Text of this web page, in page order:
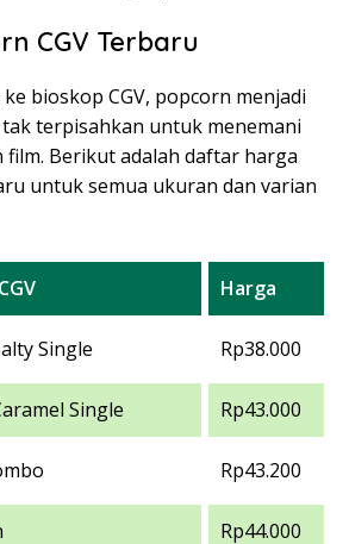
CGV Terbaru
bioskop CGV, popcorn menjadi
terpisahkan untuk menemani
Berikut adalah daftar harga
untuk semua ukuran dan varian
Harga
Single Rp38.000
Single Rp43.000
Rp43.200
Rp44.000